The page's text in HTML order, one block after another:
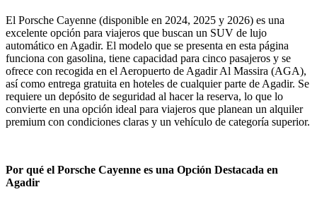
El Porsche Cayenne (disponible en 2024, 2025 y 2026) es una
excelente opción para viajeros que buscan un SUV de lujo
automático en Agadir. El modelo que se presenta en esta página
funciona con gasolina, tiene capacidad para cinco pasajeros y se
ofrece con recogida en el Aeropuerto de Agadir Al Massira (AGA),
así como entrega gratuita en hoteles de cualquier parte de Agadir. Se
requiere un depósito de seguridad al hacer la reserva, lo que lo
convierte en una opción ideal para viajeros que planean un alquiler
premium con condiciones claras y un vehículo de categoría superior.
Por qué el Porsche Cayenne es una Opción Destacada en
Agadir